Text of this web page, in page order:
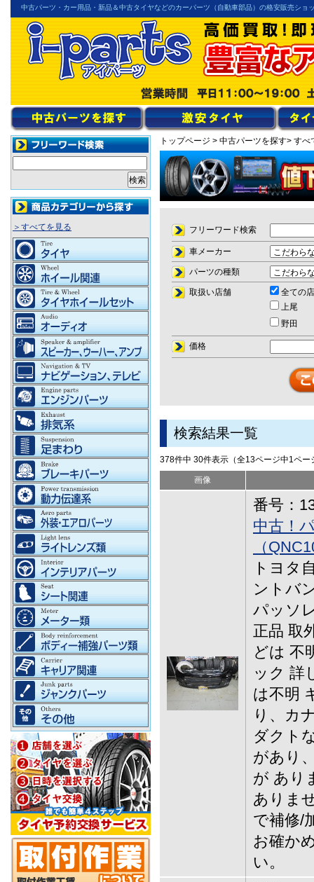
中古パーツ・カー用品・新品＆中古タイヤなどのカーパーツ（自動車部品）の格安販売ショ
トップページ > 中古パーツを探す> すべ
フリーワード検索
車メーカー
パーツの種類
取扱い店舗
全ての
上尾
野田
価格
検索結果一覧
378件中 30件表示（全13ページ中1ペー
画像
番号：
中古！
（
トヨタ
ントバ
パッソ
正品 取
どは 不
ック 詳
は不明
り、カ
ダクト
があり
が あり
ありま
で補修/
お確か
い。
＞すべてを見る